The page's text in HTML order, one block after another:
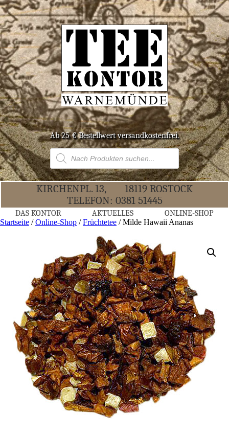
Ab 25 € Bestell­wert versandkostenfrei.
Products
search
KIR­CHEN­PL. 13,
18119 ROS­TOCK
TELE­FON: 0381 51445
DAS KON­TOR AKTU­EL­LES ONLINE-SHOP
Startseite /Online-Shop /Früchtetee / Mil­de Hawaii Ananas